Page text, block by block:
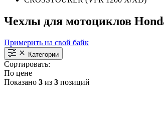
Чехлы для мотоциклов
Примерить на свой байк
Категории
Сортировать:
По цене
Показано 3 из 3 позиций